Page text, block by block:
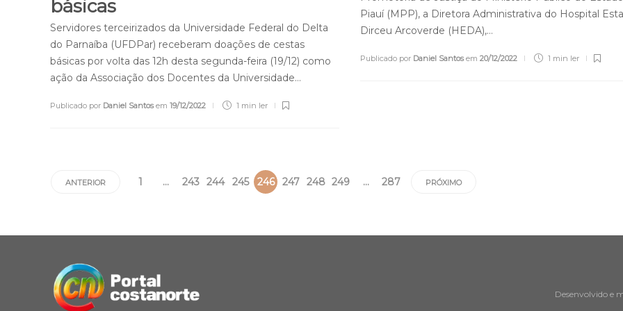
Piauí (MPP), a Diretora Administrativa do Hospital
Dirceu Arcoverde (HEDA),…
Publicado por Daniel Santosem 20/12/2022 1 min ler
básicas
Servidores terceirizados da Universidade Federal do Delta
do Parnaíba (UFDPar) receberam doações de cestas
básicas por volta das 12h desta segunda-feira (19/12) como
ação da Associação dos Docentes da Universidade…
Publicado por Daniel Santosem 19/12/2022 1 min ler
ANTERIOR 1 … 243 244 245 246 247 248 249 … 287 PRÓXIMO
Desenvolvido e